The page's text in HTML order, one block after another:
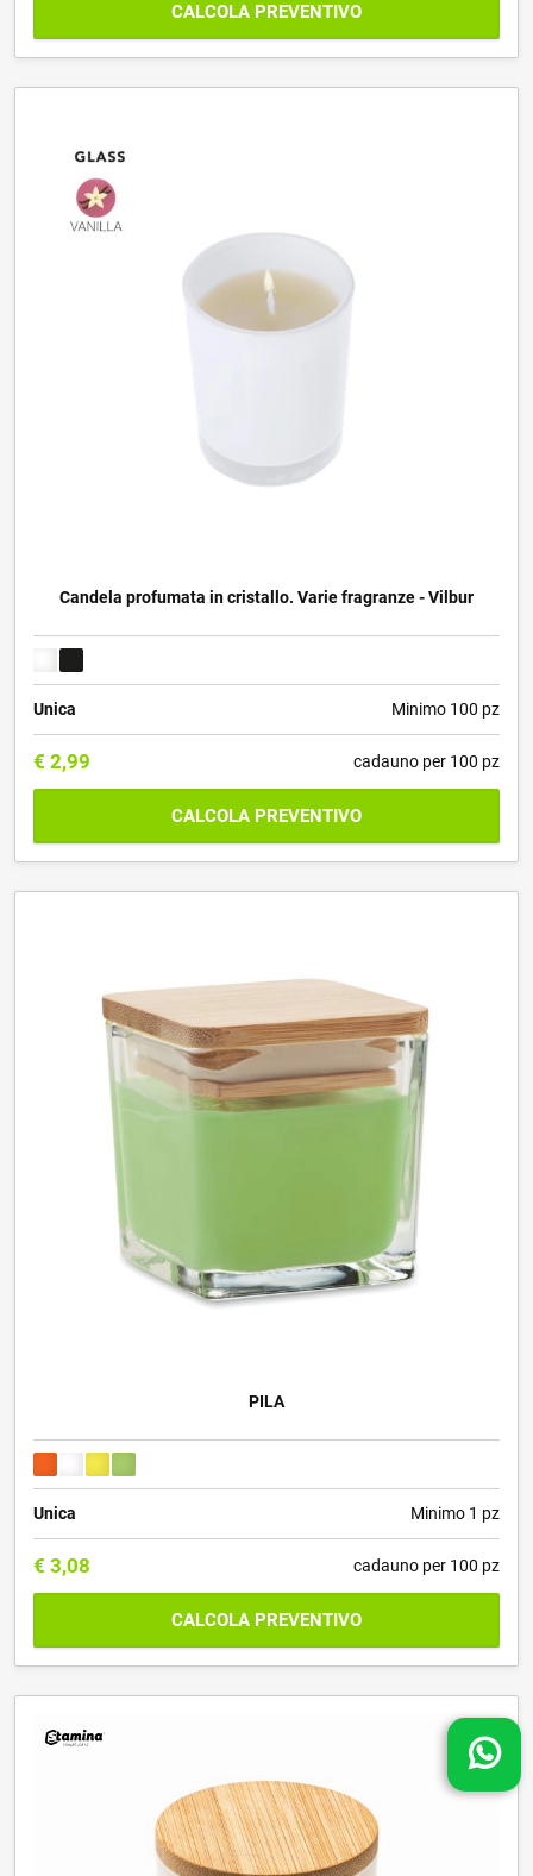
CALCOLA PREVENTIVO
Candela profumata in cristallo. Varie fragranze - Vilbur
Unica Minimo 100 pz
€ 2,99 cadauno per 100 pz
CALCOLA PREVENTIVO
PILA
Unica Minimo 1 pz
€ 3,08 cadauno per 100 pz
CALCOLA PREVENTIVO